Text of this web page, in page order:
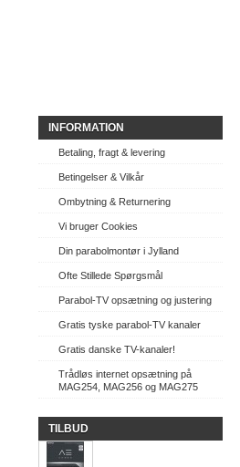
INFORMATION
Betaling, fragt & levering
Betingelser & Vilkår
Ombytning & Returnering
Vi bruger Cookies
Din parabolmontør i Jylland
Ofte Stillede Spørgsmål
Parabol-TV opsætning og justering
Gratis tyske parabol-TV kanaler
Gratis danske TV-kanaler!
Trådløs internet opsætning på
MAG254, MAG256 og MAG275
TILBUD